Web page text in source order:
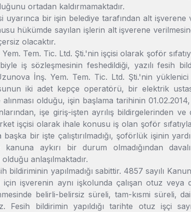
ortadan kaldırmamaktadır.
bir işin belediye tarafından alt işverene
hükümde sayılan işlerin alt işverene
olacaktır.
Tem. Tic. Ltd. Şti.'nin işçisi olarak şoför
iş sözleşmesinin feshedildiği, yazılı fesih
İnş. Yem. Tem. Tic. Ltd. Şti.'nin
iki adet kepçe operatörü, bir elektrik
olduğu, işin başlama tarihinin
işe giriş-işten ayrılış bildirgelerinden
işçisi olarak ihale konusu iş olan şoför
başka bir işte çalıştırılmadığı, şoförlük işinin
aykırı bir durum olmadığından
anlaşılmaktadır.
yapılmadığı sabittir. 4857 sayılı
için işverenin aynı işkolunda çalışan otuz veya
belirli-belirsiz süreli, tam-kısmi süreli,
Fesih bildirimin yapıldığı tarihte otuz işçi